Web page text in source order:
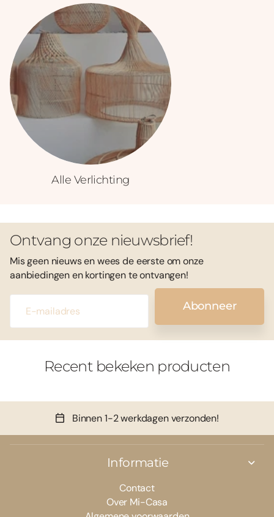
Alle Verlichting
Ontvang onze nieuwsbrief!
Mis geen nieuws en wees de eerste om onze
aanbiedingen en kortingen te ontvangen!
Abonneer
Recent bekeken producten
Binnen 1-2 werkdagen verzonden!
Informatie
Contact
Over Mi-Casa